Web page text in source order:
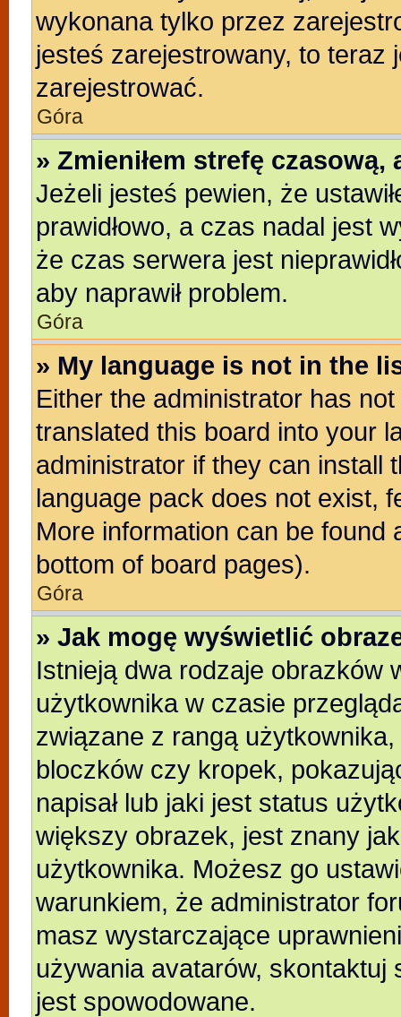
wykonana tylko przez
jesteś zarejestrowany, to teraz
zarejestrować.
Góra
» Zmieniłem strefę
Jeżeli jesteś pewien, że
prawidłowo, a czas nadal jest
że czas serwera jest
aby naprawił problem.
Góra
» My language is not in the
Either the administrator has
translated this board into your
administrator if they can install
language pack does not exist,
More information can be found
bottom of board pages).
Góra
» Jak mogę wyświetlić
Istnieją dwa rodzaje obrazków
użytkownika w czasie
związane z rangą
bloczków czy kropek,
napisał lub jaki jest status
większy obrazek, jest znany
użytkownika. Możesz go
warunkiem, że administrator
masz wystarczające
używania avatarów,
jest spowodowane.